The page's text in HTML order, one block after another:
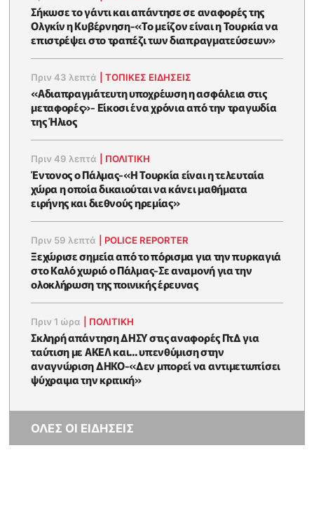
Σήκωσε το γάντι και απάντησε σε αναφορές της
Ολγκίν η Κυβέρνηση-«Το μείζον είναι η Τουρκία να
επιστρέψει στο τραπέζι των διαπραγματεύσεων»
Πριν 43 λεπτά |ΤΟΠΙΚΕΣ ΕΙΔΗΣΕΙΣ
«Αδιαπραγμάτευτη υποχρέωση η ασφάλεια στις
μεταφορές»- Είκοσι ένα χρόνια από την τραγωδία
της Ήλιος
Πριν 49 λεπτά ΠΟΛΙΤΙΚΗ
Έντονος ο Πάλμας-«Η Τουρκία είναι η τελευταία
χώρα η οποία δικαιούται να κάνει μαθήματα
ειρήνης και διεθνούς ηρεμίας»
Πριν 59 λεπτά POLICE REPORTER
Ξεχώρισε σημεία από το πόρισμα για την πυρκαγιά
στο Καλό χωριό ο Πάλμας-Σε αναμονή για την
ολοκλήρωση της ποινικής έρευνας
Πριν 1 ώρα ΠΟΛΙΤΙΚΗ
Σκληρή απάντηση ΔΗΣΥ στις αναφορές ΠτΔ για
ταύτιση με ΑΚΕΛ και... υπενθύμιση στην
αναγνώριση ΔΗΚΟ-«Δεν μπορεί να αντιμετωπίσει
ψύχραιμα την κριτική»
ΟΛΕΣ ΟΙ ΕΙΔΗΣΕΙΣ